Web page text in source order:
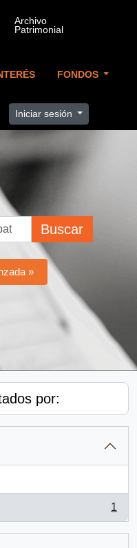
FONDOS
Iniciar sesión
Buscar
»
por:
1